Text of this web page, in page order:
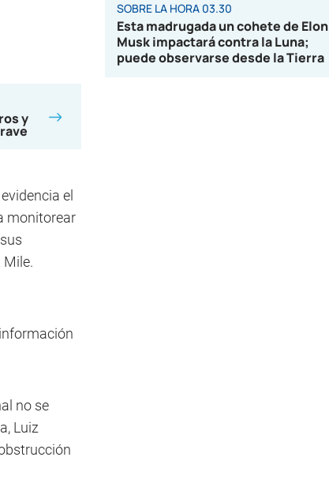
y
el
monitorear
no se
Luiz
SOBRE LA HORA 03.30
Esta madrugada un cohete de Elon
Musk impactará contra la Luna;
puede observarse desde la Tierra